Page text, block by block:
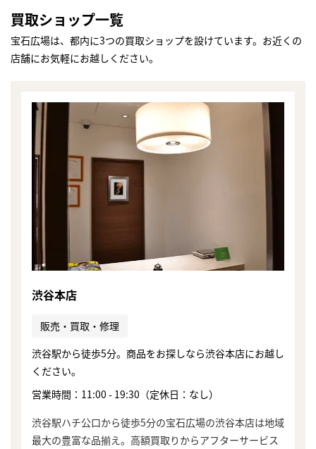
買取ショップ一覧
宝石広場は、都内に3つの買取ショップを設けています。お近くの
店舗にお気軽にお越しください。
渋谷本店
販売・買取・修理
渋谷駅から徒歩5分。商品をお探しなら渋谷本店にお越し
ください。
営業時間：11:00 - 19:30（定休日：なし）
渋谷駅ハチ公口から徒歩5分の宝石広場の渋谷本店は地域
最大の豊富な品揃え。高額買取りからアフターサービス